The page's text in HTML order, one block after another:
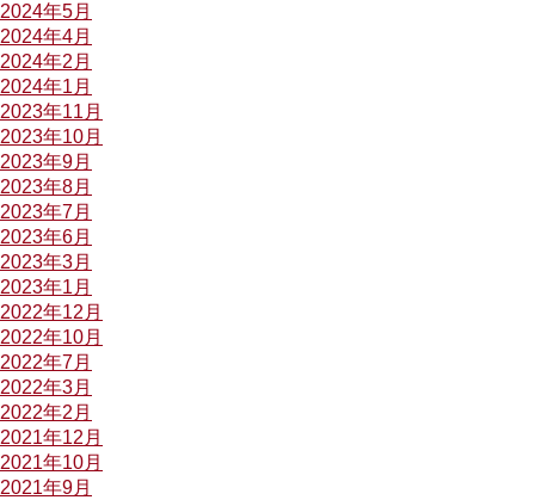
2024年5月
2024年4月
2024年2月
2024年1月
2023年11月
2023年10月
2023年9月
2023年8月
2023年7月
2023年6月
2023年3月
2023年1月
2022年12月
2022年10月
2022年7月
2022年3月
2022年2月
2021年12月
2021年10月
2021年9月